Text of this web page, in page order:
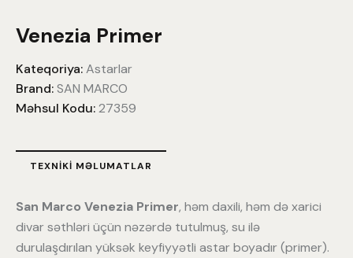
Venezia Primer
Kateqoriya:Astarlar
Brand:SAN MARCO
Məhsul Kodu:27359
TEXNIKI MƏLUMATLAR
San Marco Venezia Primer, həm daxili, həm də xarici
divar səthləri üçün nəzərdə tutulmuş, su ilə
durulaşdırılan yüksək keyfiyyətli astar boyadır (primer).